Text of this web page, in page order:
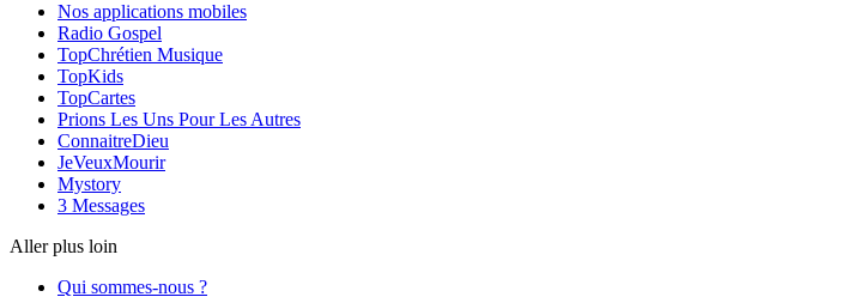
Nos applications mobiles
Radio Gospel
TopChrétien Musique
TopKids
TopCartes
Prions Les Uns Pour Les Autres
ConnaitreDieu
JeVeuxMourir
Mystory
3 Messages
Aller plus loin
Qui sommes-nous ?